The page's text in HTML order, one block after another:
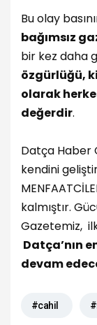
Bu olay
bağımsız
bir kez daha
özgürlüğü,
olarak
değerdir.
Datça Haber
kendini
kalmıştır.
Gazetemiz,
Datça’nın
devam
#cahil